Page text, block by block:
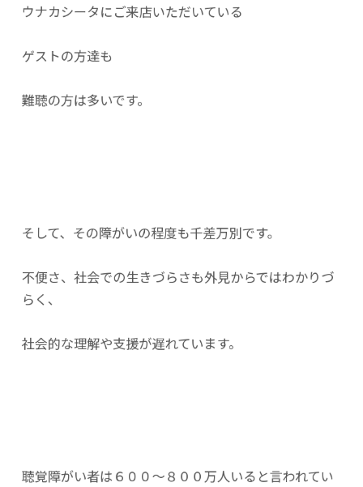
ウナカシータにご来店いただいている
ゲストの方達も
難聴の方は多いです。
そして、その障がいの程度も千差万別です。
不便さ、社会での生きづらさも外見からではわかりづ
らく、
社会的な理解や支援が遅れています。
聴覚障がい者は６００～８００万人いると言われてい